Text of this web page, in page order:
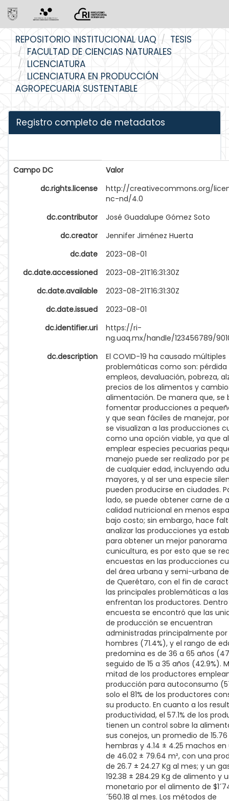
navigation
REPOSITORIO INSTITUCIONAL UAQ
TESIS
FACULTAD DE CIENCIAS NATURALES
LICENCIATURA
LICENCIATURA EN PRODUCCIÓN
AGROPECUARIA SUSTENTABLE
Registro completo de metadatos
Campo DC
Valor
dc.rights.license
http://creativecommons.org/
nc-nd/4.0
dc.contributor
José Guadalupe Gómez Soto
dc.creator
Jennifer Jiménez Huerta
dc.date
2023-08-01
dc.date.accessioned
2023-08-21T16:31:30Z
dc.date.available
2023-08-21T16:31:30Z
dc.date.issued
2023-08-01
dc.identifier.uri
https://ri-
ng.uaq.mx/handle/123456789/
dc.description
El COVID-19 ha causado múltiples
problemáticas como son: pérdida
empleos, devaluación, pobreza,
precios de los alimentos y
alimentación. De manera que, se
fomentar producciones a
y que sean fáciles de manejar,
se visualizan a las producciones
como una opción viable, ya que al
emplear especies pecuarias
manejo puede ser realizado por
de cualquier edad, incluyendo
mayores, y al ser una especie
pueden producirse en ciudades.
lado, se puede obtener carne de
calidad nutricional en menos
bajo costo; sin embargo, hace
analizar las producciones ya
para obtener un mejor panorama
cunicultura, es por esto que se
encuestas en las producciones
del área urbana y semi-urbana
de Querétaro, con el fin de
las principales problemáticas a
enfrentan los productores.
encuesta se encontró que las
de producción se encuentran
administradas principalmente por
hombres (71.4%), y el rango de
predomina es de 36 a 65 años
seguido de 15 a 35 años (42.9%).
mitad de los productores
producción para autoconsumo
solo el 81% de los productores
su producto. En cuanto a los
productividad, el 57.1% de los
tienen un control sobre la
sus conejos, un promedio de 15.76
hembras y 4.14 ± 4.25 machos
de 46.02 ± 79.64 m², con una
de 26.7 ± 24.27 Kg al mes; y un
192.38 ± 284.29 Kg de alimento y
monetario por el alimento de
´560.18 al mes. Los métodos de